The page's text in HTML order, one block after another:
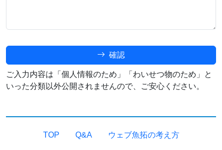
確認
ご入力内容は「個人情報のため」「わいせつ物のため」と
いった分類以外公開されませんので、ご安心ください。
TOP Q&A ウェブ魚拓の考え方